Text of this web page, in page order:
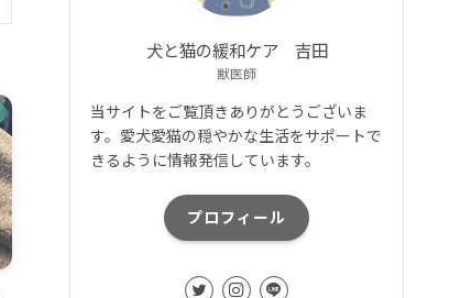
犬と猫の緩和ケア 吉田
獣医師
当サイトをご覧頂きありがとうございま
す。愛犬愛猫の穏やかな生活をサポートで
きるように情報発信しています。
プロフィール